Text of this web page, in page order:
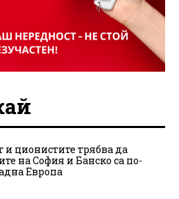
и ционистите трябва да
на София и Банско са по-
Европа